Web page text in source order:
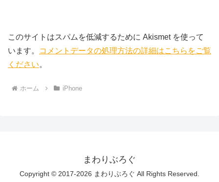
このサイトはスパムを低減するために Akismet を使って
います。
コメントデータの処理方法の詳細はこちらをご覧
ください。
ホーム iPhone
まわりぶろぐ
Copyright © 2017-2026 まわりぶろぐ All Rights Reserved.